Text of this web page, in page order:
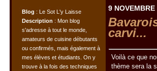
Blog : Le Sot L'y Laisse
Description : Mon blog
s'adresse à tout le monde,
amateurs de cuisine débutants
ou confirmés, mais également à
mes élèves et étudiants. On y
trouve à la fois des techniques
9 NOVEMBRE
carvi...
Voilà ce que
thème sera la